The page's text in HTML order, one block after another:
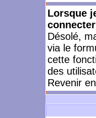
Lorsque
Désolé,
via le
cette
des
Revenir